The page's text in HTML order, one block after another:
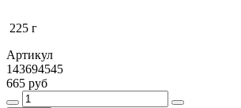
225 г
Артикул
143694545
665 руб